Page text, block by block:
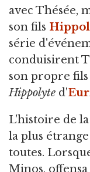
avec Thésée,
son fils
série
conduisirent
son propre
Hippolyte d'
L'histoire de
la plus
toutes.
Minos,